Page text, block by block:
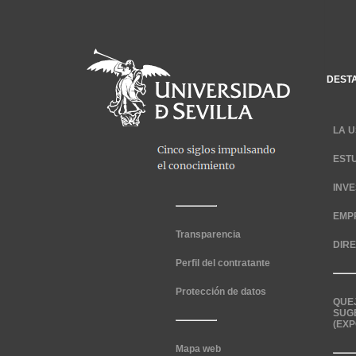
Transparencia
Perfil del contratante
Protección de datos
Mapa web
LA